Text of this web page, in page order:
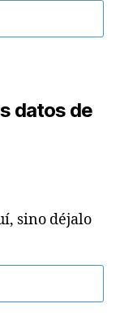
datos de
sino déjalo